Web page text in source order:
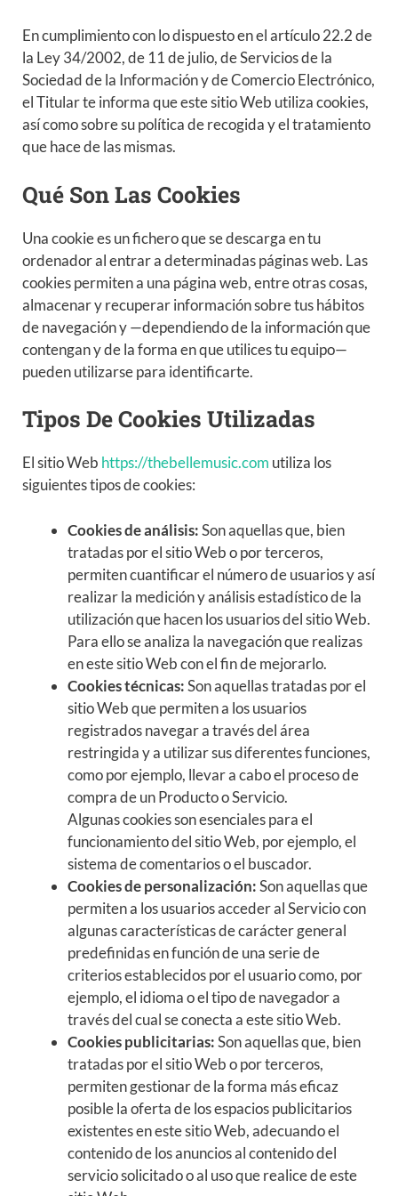
En cumplimiento con lo dispuesto en el artículo 22.2 de
la Ley 34/2002, de 11 de julio, de Servicios de la
Sociedad de la Información y de Comercio Electrónico,
el Titular te informa que este sitio Web utiliza cookies,
así como sobre su política de recogida y el tratamiento
que hace de las mismas.
Qué Son Las Cookies
Una cookie es un fichero que se descarga en tu
ordenador al entrar a determinadas páginas web. Las
cookies permiten a una página web, entre otras cosas,
almacenar y recuperar información sobre tus hábitos
de navegación y —dependiendo de la información que
contengan y de la forma en que utilices tu equipo—
pueden utilizarse para identificarte.
Tipos De Cookies Utilizadas
El sitio Web https://thebellemusic.com utiliza los
siguientes tipos de cookies:
Cookies de análisis:Son aquellas que, bien
tratadas por el sitio Web o por terceros,
permiten cuantificar el número de usuarios y así
realizar la medición y análisis estadístico de la
utilización que hacen los usuarios del sitio Web.
Para ello se analiza la navegación que realizas
en este sitio Web con el fin de mejorarlo.
Cookies técnicas:Son aquellas tratadas por el
sitio Web que permiten a los usuarios
registrados navegar a través del área
restringida y a utilizar sus diferentes funciones,
como por ejemplo, llevar a cabo el proceso de
compra de un Producto o Servicio.
Algunas cookies son esenciales para el
funcionamiento del sitio Web, por ejemplo, el
sistema de comentarios o el buscador.
Cookies de personalización:Son aquellas que
permiten a los usuarios acceder al Servicio con
algunas características de carácter general
predefinidas en función de una serie de
criterios establecidos por el usuario como, por
ejemplo, el idioma o el tipo de navegador a
través del cual se conecta a este sitio Web.
Cookies publicitarias:Son aquellas que, bien
tratadas por el sitio Web o por terceros,
permiten gestionar de la forma más eficaz
posible la oferta de los espacios publicitarios
existentes en este sitio Web, adecuando el
contenido de los anuncios al contenido del
servicio solicitado o al uso que realice de este